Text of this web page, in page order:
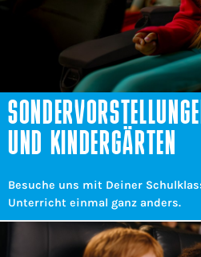
UND KINDERGÄRTEN
Besuche uns mit Deiner
Unterricht einmal ganz anders.